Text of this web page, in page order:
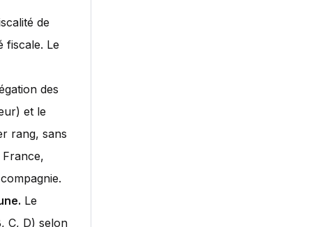
de
fiscale. Le
des
et le
rang, sans
France,
Le
C, D) selon